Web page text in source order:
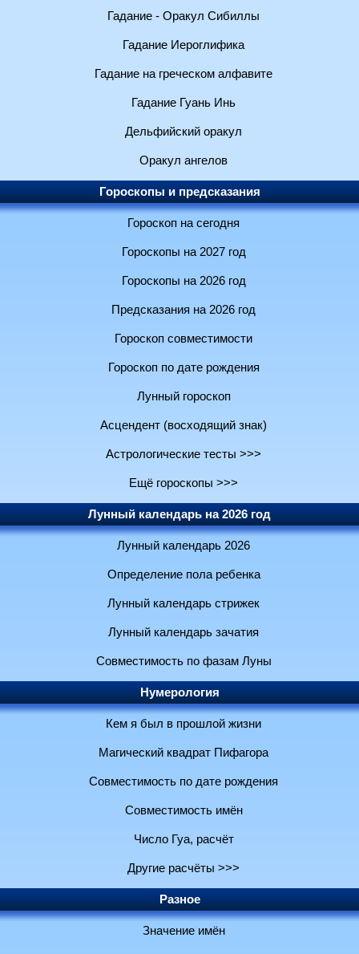
Гадание - Оракул Сибиллы
Гадание Иероглифика
Гадание на греческом алфавите
Гадание Гуань Инь
Дельфийский оракул
Оракул ангелов
Гороскопы и предсказания
Гороскоп на сегодня
Гороскопы на 2027 год
Гороскопы на 2026 год
Предсказания на 2026 год
Гороскоп совместимости
Гороскоп по дате рождения
Лунный гороскоп
Асцендент (восходящий знак)
Астрологические тесты >>>
Ещё гороскопы >>>
Лунный календарь на 2026 год
Лунный календарь 2026
Определение пола ребенка
Лунный календарь стрижек
Лунный календарь зачатия
Совместимость по фазам Луны
Нумерология
Кем я был в прошлой жизни
Магический квадрат Пифагора
Совместимость по дате рождения
Совместимость имён
Число Гуа, расчёт
Другие расчёты >>>
Разное
Значение имён